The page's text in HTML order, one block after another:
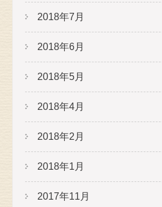
2018年7月
2018年6月
2018年5月
2018年4月
2018年2月
2018年1月
2017年11月